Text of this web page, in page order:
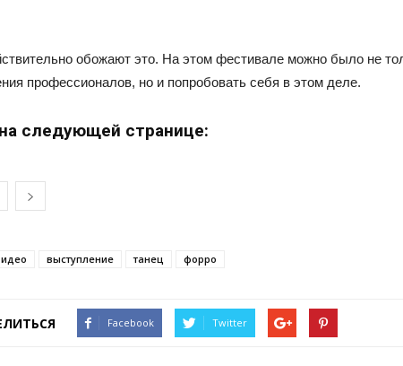
обожают это. На этом фестивале можно было не
профессионалов, но и попробовать себя в этом деле.
следующей странице:
выступление танец форро
Facebook Twitter